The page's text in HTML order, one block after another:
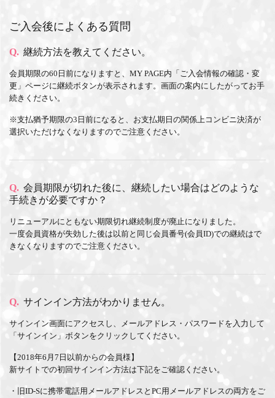
ご入会後によくある質問
Q. 継続方法を教えてください。
会員期限の60日前になりますと、MY PAGE内「ご入会情報の確認・変
更」ページに継続ボタンが表示されます。画面の案内にしたがってお手
続きください。
※支払猶予期限の3日前になると、お支払期日の関係上コンビニ決済が
選択いただけなくなりますのでご注意ください。
Q. 会員期限が切れた後に、継続したい場合はどのような
手続きが必要ですか？
リニューアルにともない期限切れ継続制度が廃止になりました。
一度会員資格が失効した後は以前と同じ会員番号(会員ID)での継続はで
きなくなりますのでご注意ください。
Q. サインイン方法がわかりません。
サインイン画面にアクセスし、メールアドレス・パスワードを入力して
「サインイン」ボタンをクリックしてください。
【2018年6月7日以前からの会員様】
新サイトでの初回サインイン方法は下記をご確認ください。
・旧ID-Sに携帯電話用メールアドレスとPC用メールアドレスの両方をご